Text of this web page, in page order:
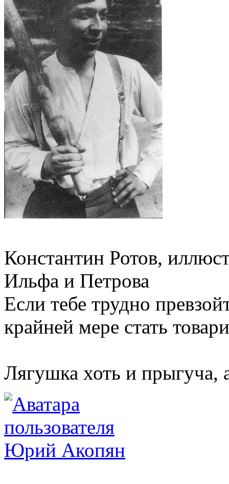
Константин Ротов,
Ильфа и Петрова
Если тебе трудно
крайней мере стать
Лягушка хоть и прыгуча,
Юрий Акопян